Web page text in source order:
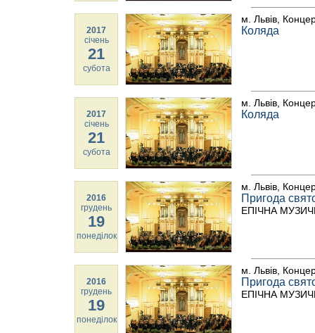
2017
січень
21
субота
м. Львів,
Коляда
2017
січень
21
субота
м. Львів,
Коляда
2016
грудень
19
понеділок
м. Львів,
Пригода
ЕПІЧНА
2016
грудень
19
понеділок
м. Львів,
Пригода
ЕПІЧНА